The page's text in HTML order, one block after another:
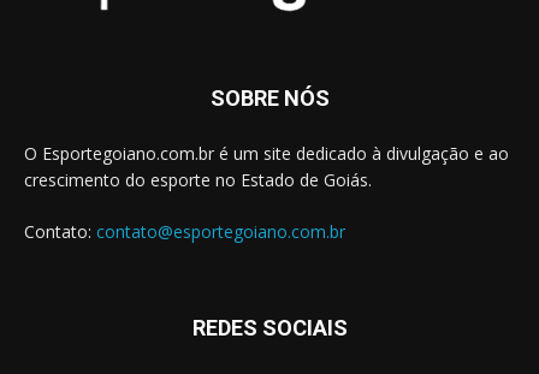
SOBRE NÓS
O Esportegoiano.com.br é um site dedicado à divulgação e ao
crescimento do esporte no Estado de Goiás.
Contato: contato@esportegoiano.com.br
REDES SOCIAIS